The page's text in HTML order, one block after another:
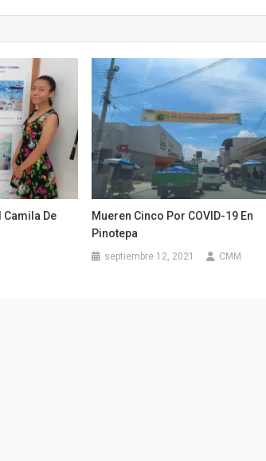
De
Mueren Cinco Por COVID-19 En
Pinotepa
septiembre 12, 2021 CMM